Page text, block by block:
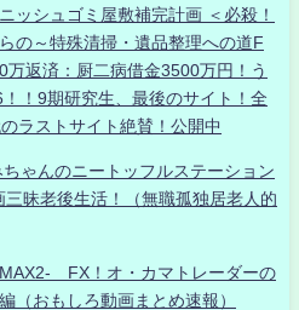
ッシュゴミ屋敷補完計画 ＜必殺！
の～特殊清掃・遺品整理への道F
返済：厨二病借金3500万円！う
！9期研究生、最後のサイト！全
ラストサイト絶賛！公開中
ゃんのニートッフルステーション
昧老後生活！（無職孤独居老人的
FX！オ・カマトレーダーの
おもしろ動画まとめ速報）